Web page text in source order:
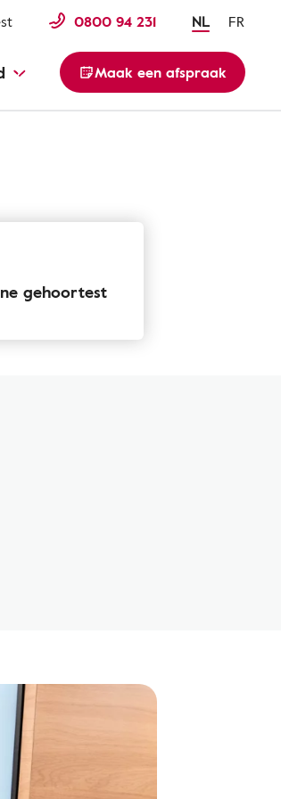
0800 94 231 NL FR
Maak een afspraak
gehoortest